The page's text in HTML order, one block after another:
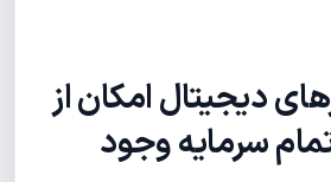
دیجیتال امکان از
سرمایه وجود